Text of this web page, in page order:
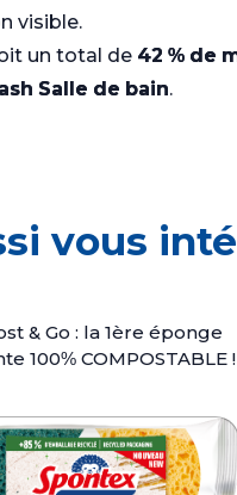
visible.
un total de 42 % de
Salle de bain.
vous
& Go : la 1ère éponge
100% COMPOSTABLE !